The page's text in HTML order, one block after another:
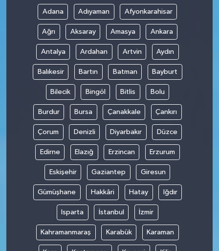
Adana Adıyaman Afyonkarahisar
Ağrı Aksaray Amasya Ankara
Antalya Ardahan Artvin Aydın
Balıkesir Bartın Batman Bayburt
Bilecik Bingöl Bitlis Bolu
Burdur Bursa Çanakkale Çankırı
Çorum Denizli Diyarbakır Düzce
Edirne Elazığ Erzincan Erzurum
Eskişehir Gaziantep Giresun
Gümüşhane Hakkâri Hatay Iğdır
Isparta İstanbul İzmir
Kahramanmaraş Karabük Karaman